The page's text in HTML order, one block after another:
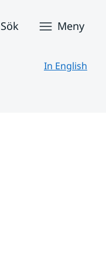
Sök Meny
In English